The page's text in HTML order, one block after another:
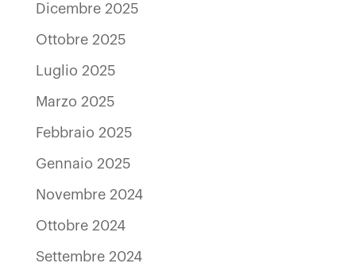
Dicembre 2025
Ottobre 2025
Luglio 2025
Marzo 2025
Febbraio 2025
Gennaio 2025
Novembre 2024
Ottobre 2024
Settembre 2024